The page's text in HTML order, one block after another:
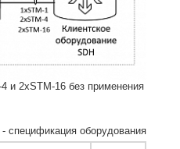
и 2xSTM-16 без применения
спецификация оборудования